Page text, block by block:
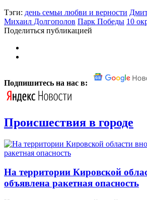
Тэги: день семьи любви и верности
Михаил Долгополов Парк Победы 10
Поделиться публикацией
Подпишитесь на нас в:
Происшествия в городе
На территории Кировской
объявлена ракетная опасность